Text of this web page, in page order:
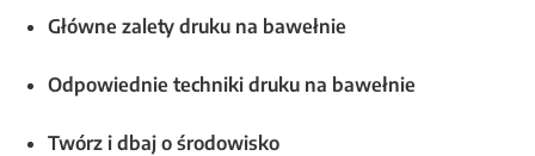
Główne zalety druku na bawełnie
Odpowiednie techniki druku na bawełnie
Twórz i dbaj o środowisko